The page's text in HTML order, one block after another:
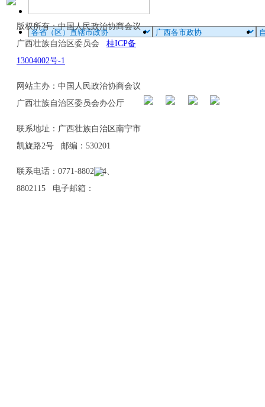
版权所有：中国人民政治协商会议
广西壮族自治区委员会 桂ICP备
13004002号-1
网站主办：中国人民政治协商会议
广西壮族自治区委员会办公厅
联系地址：广西壮族自治区南宁市
凯旋路2号 邮编：530201
联系电话：0771-8802114、
8802115 电子邮箱：